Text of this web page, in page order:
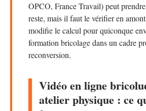
OPCO, France Travail) peut
reste, mais il faut le vérifier en
modifie le calcul pour quiconque
formation bricolage dans un cadre
reconversion.
Vidéo en ligne
atelier physique : ce